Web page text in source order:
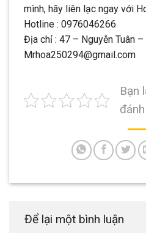
mình, hãy liên lạc ngay với
Hotline : 0976046266
Địa chỉ : 47 – Nguyễn Tuân
Mrhoa250294@gmail.com
Bạn
Để lại một bình luận